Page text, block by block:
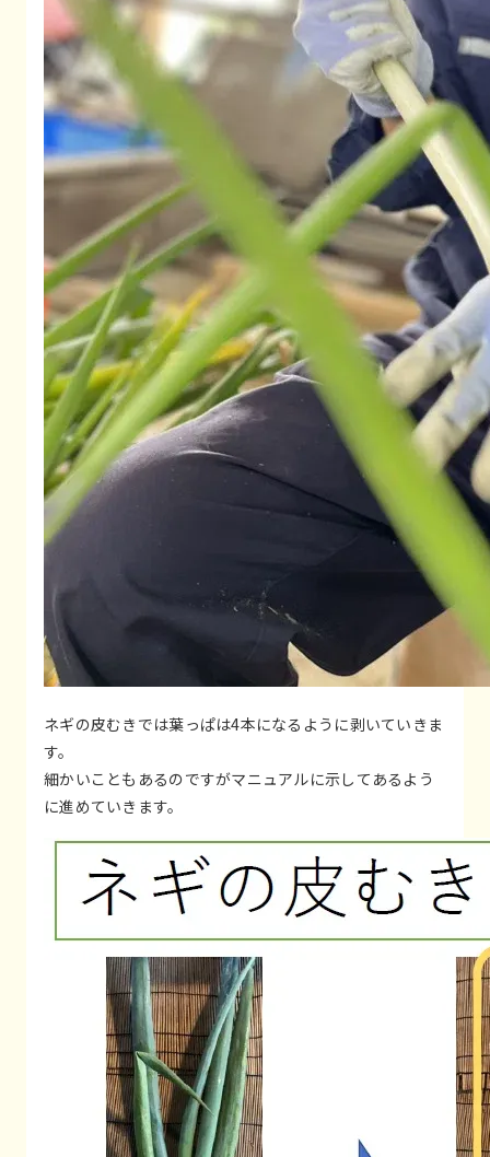
ネギの皮むきでは葉っぱは4本になるように剥いていきま
す。
細かいこともあるのですがマニュアルに示してあるよう
に進めていきます。